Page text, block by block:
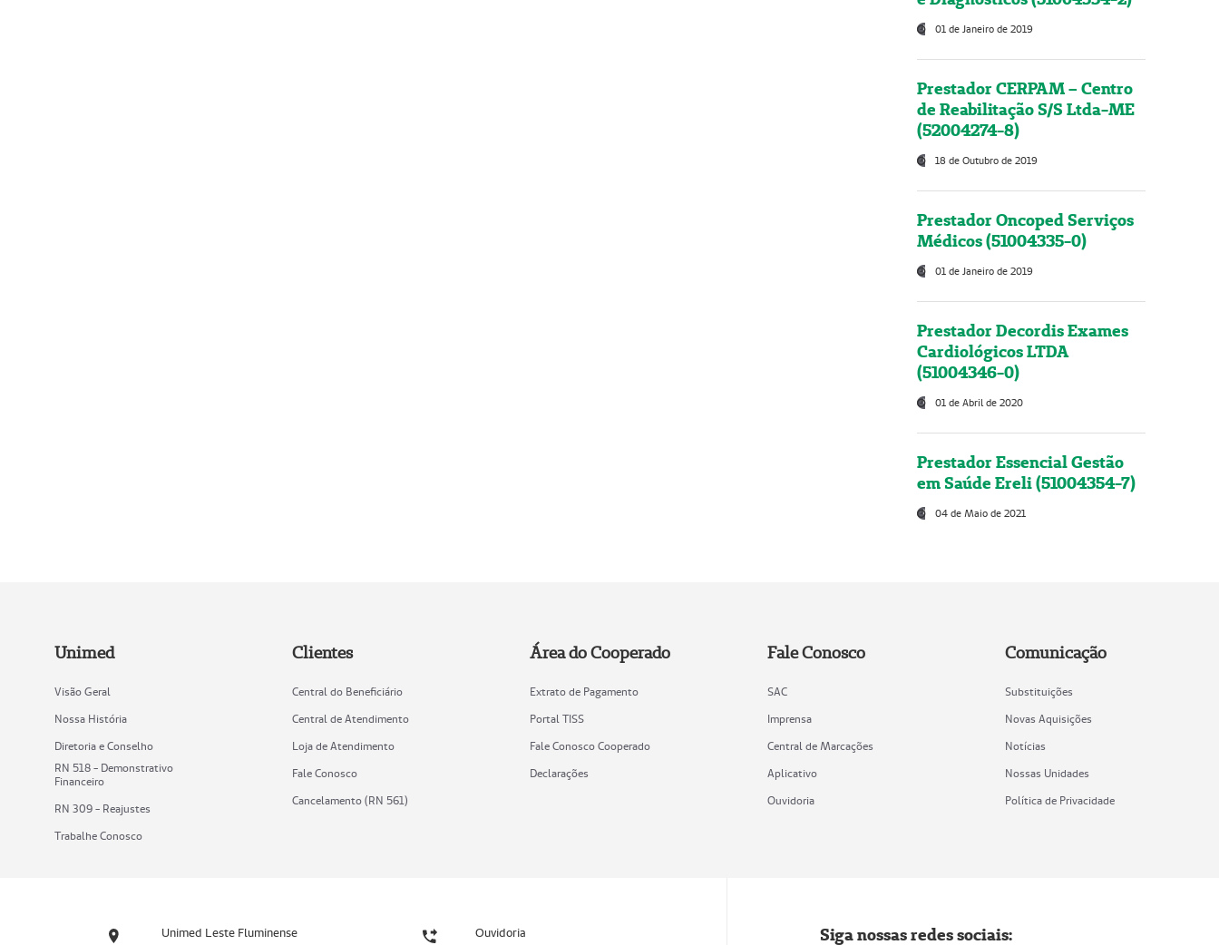
01 de Janeiro de 2019
Prestador CERPAM – Centro
de Reabilitação S/S Ltda-ME
(52004274-8)
18 de Outubro de 2019
Prestador Oncoped Serviços
Médicos (51004335-0)
01 de Janeiro de 2019
Prestador Decordis Exames
Cardiológicos LTDA
(51004346-0)
01 de Abril de 2020
Prestador Essencial Gestão
em Saúde Ereli (51004354-7)
04 de Maio de 2021
Unimed
Visão Geral
Nossa História
Diretoria e Conselho
RN 518 - Demonstrativo
Financeiro
RN 309 - Reajustes
Trabalhe Conosco
Clientes
Central do Beneficiário
Central de Atendimento
Loja de Atendimento
Fale Conosco
Cancelamento (RN 561)
Área do Cooperado
Extrato de Pagamento
Portal TISS
Fale Conosco Cooperado
Declarações
Fale Conosco
SAC
Imprensa
Central de Marcações
Aplicativo
Ouvidoria
Comunicação
Substituições
Novas Aquisições
Notícias
Nossas Unidades
Política de Privacidade
Unimed Leste Fluminense Ouvidoria Siga nossas redes sociais: